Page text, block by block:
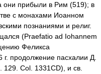
они прибыли в Рим (519); в
с монахами Иоанном
познаниями и религ.
(Praefatio ad Iohannem
Феликса
г. продолжение пасхалии Д.
Col. 1331CD), и св.